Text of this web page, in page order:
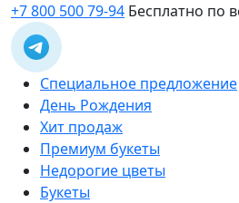
+7 800 500 79-94 Бесплатно по
Специальное предложение
День Рождения
Хит продаж
Премиум букеты
Недорогие цветы
Букеты